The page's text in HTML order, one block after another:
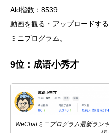
Ald指数：8539
動画を観る・アップロードす
ミニプログラム。
9位：成语小秀才
WeChatミニプログラム最新ラン